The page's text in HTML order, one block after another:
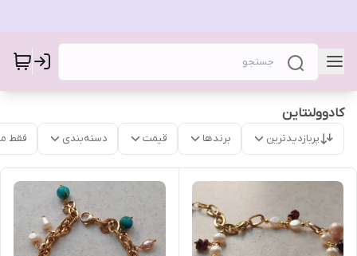
کادوولنتاین
پربازدیدترین برندها قیمت دسته‌بندی فقط